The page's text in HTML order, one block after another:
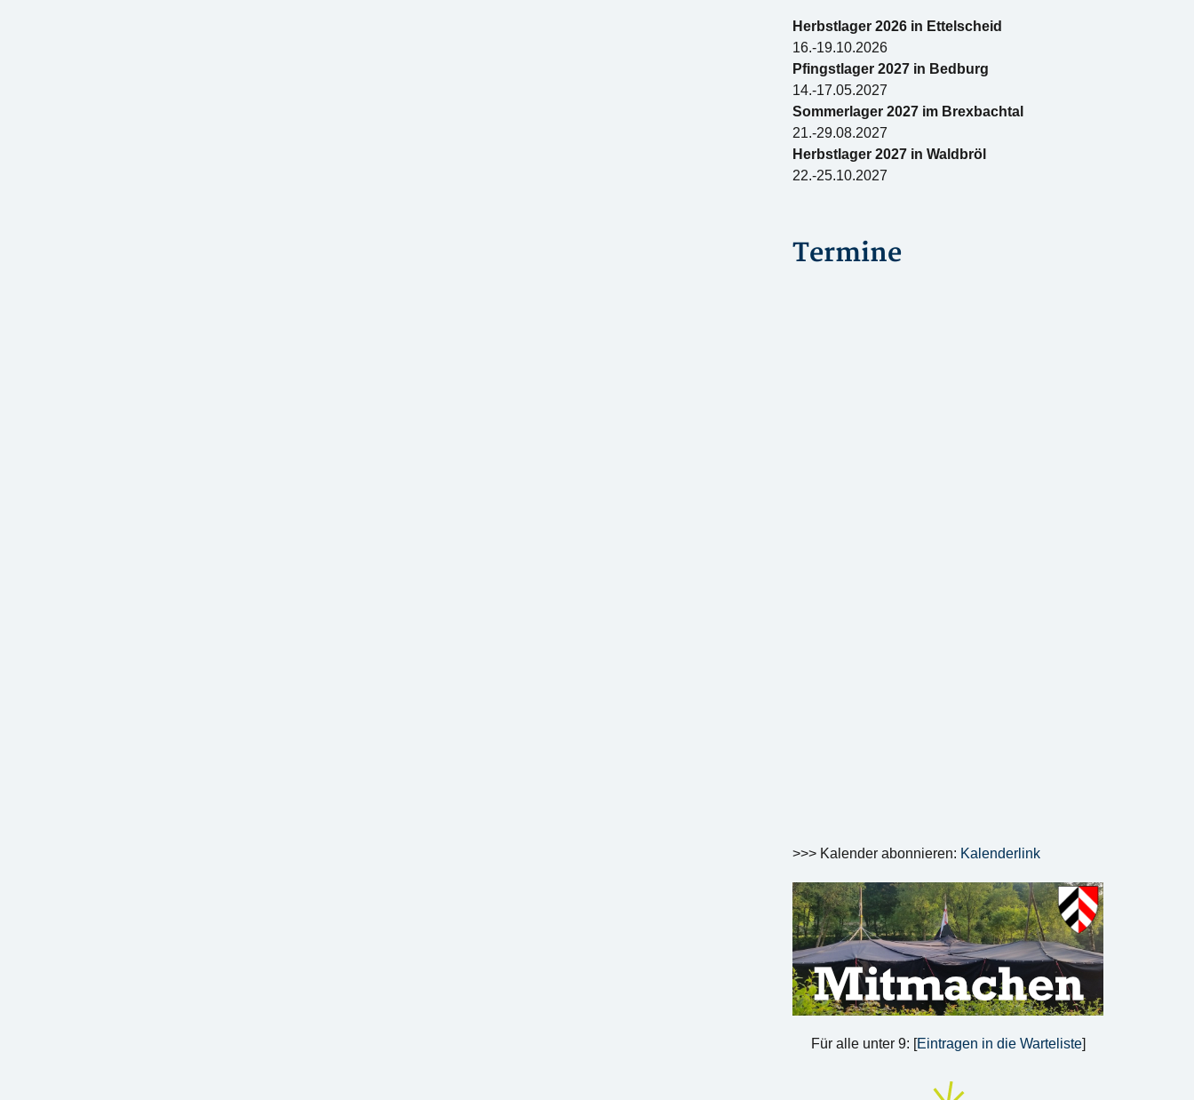
Herbstlager 2026 in Ettelscheid
16.-19.10.2026
Pfingstlager 2027 in Bedburg
14.-17.05.2027
Sommerlager 2027 im Brexbachtal
21.-29.08.2027
Herbstlager 2027 in Waldbröl
22.-25.10.2027
Termine
>>> Kalender abonnieren: Kalenderlink
Für alle unter 9: [Eintragen in die Warteliste]